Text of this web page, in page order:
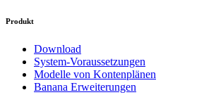
Produkt
Download
System-Voraussetzungen
Modelle von Kontenplänen
Banana Erweiterungen